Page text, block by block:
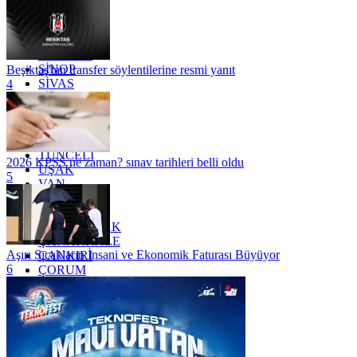
OSMANİYE
RİZE
SAKARYA
SİNOP
SİVAS
SİİRT
TEKİRDAĞ
TOKAT
TRABZON
TUNCELİ
UŞAK
VAN
YALOVA
YOZGAT
ZONGULDAK
ÇANAKKALE
ÇANKIRI
ÇORUM
İSTANBUL
İZMİR
ŞANLIURFA
ŞIRNAK
Beşiktaş'tan transfer söylentilerine resmi yanıt
4
2026 KPSS ne zaman? sınav tarihleri belli oldu
5
Aşırı Sıcakların İnsani ve Ekonomik Faturası Büyüyor
6